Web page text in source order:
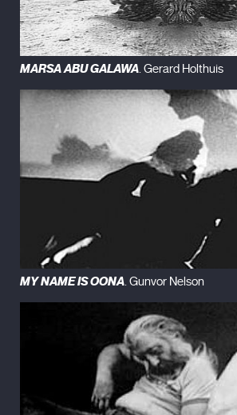
MARSA ABU GALAWA. Gerard Holthuis
MY NAME IS OONA. Gunvor Nelson